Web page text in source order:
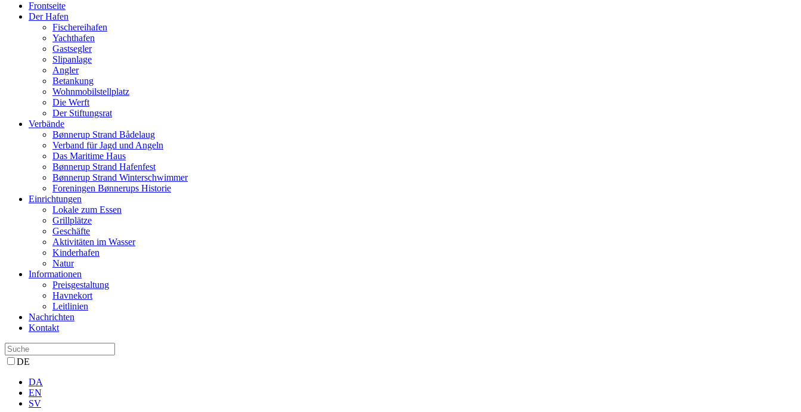
Frontseite
Der Hafen
Fischereihafen
Yachthafen
Gastsegler
Slipanlage
Angler
Betankung
Wohnmobilstellplatz
Die Werft
Der Stiftungsrat
Verbände
Bønnerup Strand Bådelaug
Verband für Jagd und Angeln
Das Maritime Haus
Bønnerup Strand Hafenfest
Bønnerup Strand Winterschwimmer
Foreningen Bønnerups Historie
Einrichtungen
Lokale zum Essen
Grillplätze
Geschäfte
Aktivitäten im Wasser
Kinderhafen
Natur
Informationen
Preisgestaltung
Havnekort
Leitlinien
Nachrichten
Kontakt
DE
DA
EN
SV